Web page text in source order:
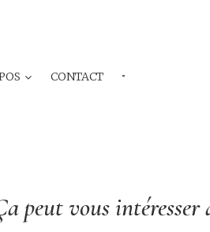
CONTACT ···
peut vous intéresser